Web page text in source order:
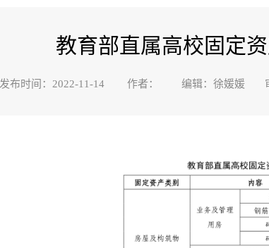
教育部直属高校固定
发布时间：2022-11-14 作者： 编辑：徐媛媛